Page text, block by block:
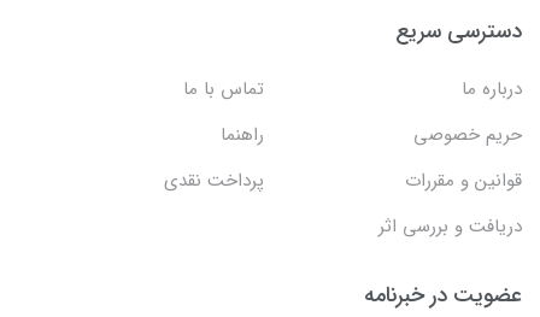
دسترسی سریع
درباره ما
تماس با ما
حریم خصوصی
راهنما
قوانین و مقررات
پرداخت نقدی
دریافت و بررسی اثر
عضویت در خبرنامه